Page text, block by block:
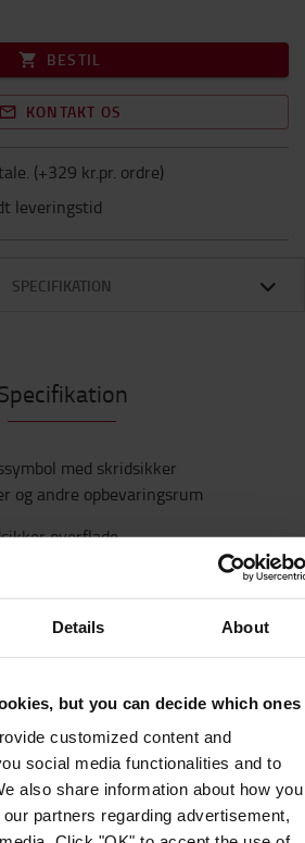
Details About
but you can decide which ones
customized content and
social media functionalities and to
also share information about how you
partners regarding advertisement,
BESTIL
KONTAKT OS
(+329 kr.pr. ordre)
leveringstid
SPECIFIKATION
med skridsikker
og andre opbevaringsrum
overflade
med aftagelig release
rød, sort, hvid
at installere
klæbemiddel
enhver overflade
(selv med tekstiler)